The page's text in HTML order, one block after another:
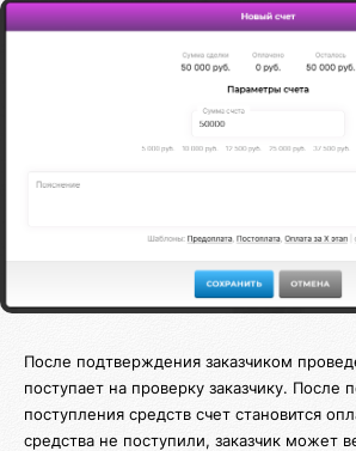
После подтверждения заказчиком
поступает на проверку заказчику. После
поступления средств счет становится
средства не поступили, заказчик может